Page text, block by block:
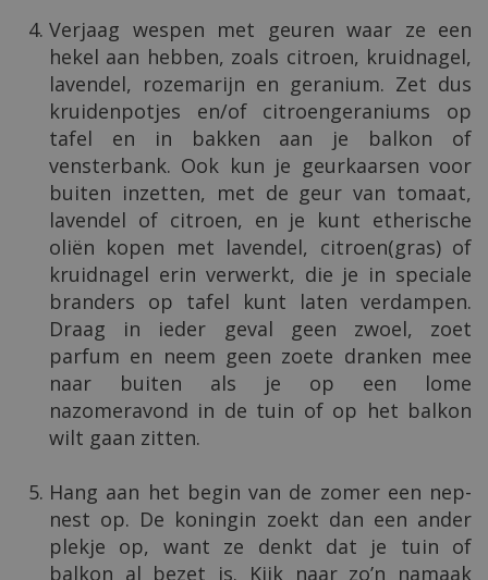
Verjaag wespen met geuren waar ze een
hekel aan hebben, zoals citroen, kruidnagel,
lavendel, rozemarijn en geranium. Zet dus
kruidenpotjes en/of citroengeraniums op
tafel en in bakken aan je balkon of
vensterbank. Ook kun je geurkaarsen voor
buiten inzetten, met de geur van tomaat,
lavendel of citroen, en je kunt etherische
oliën kopen met lavendel, citroen(gras) of
kruidnagel erin verwerkt, die je in speciale
branders op tafel kunt laten verdampen.
Draag in ieder geval geen zwoel, zoet
parfum en neem geen zoete dranken mee
naar buiten als je op een lome
nazomeravond in de tuin of op het balkon
wilt gaan zitten.
Hang aan het begin van de zomer een nep-
nest op. De koningin zoekt dan een ander
plekje op, want ze denkt dat je tuin of
balkon al bezet is. Kijk naar zo’n namaak